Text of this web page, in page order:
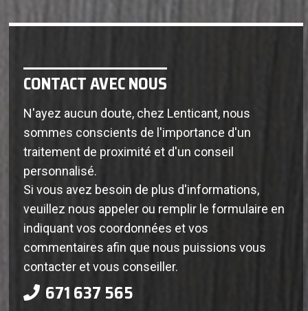
CONTACT AVEC NOUS
N'ayez aucun doute, chez Lenticant, nous
sommes conscients de l'importance d'un
traitement de proximité et d'un conseil
personnalisé.
Si vous avez besoin de plus d'informations,
veuillez nous appeler ou remplir le formulaire en
indiquant vos coordonnées et vos
commentaires afin que nous puissions vous
contacter et vous conseiller.
671 637 565